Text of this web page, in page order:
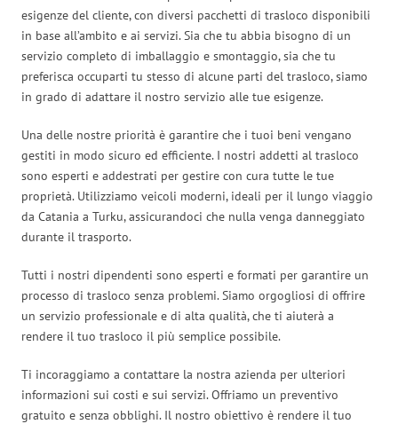
esigenze del cliente, con diversi pacchetti di trasloco disponibili
in base all’ambito e ai servizi. Sia che tu abbia bisogno di un
servizio completo di imballaggio e smontaggio, sia che tu
preferisca occuparti tu stesso di alcune parti del trasloco, siamo
in grado di adattare il nostro servizio alle tue esigenze.
Una delle nostre priorità è garantire che i tuoi beni vengano
gestiti in modo sicuro ed efficiente. I nostri addetti al trasloco
sono esperti e addestrati per gestire con cura tutte le tue
proprietà. Utilizziamo veicoli moderni, ideali per il lungo viaggio
da Catania a Turku, assicurandoci che nulla venga danneggiato
durante il trasporto.
Tutti i nostri dipendenti sono esperti e formati per garantire un
processo di trasloco senza problemi. Siamo orgogliosi di offrire
un servizio professionale e di alta qualità, che ti aiuterà a
rendere il tuo trasloco il più semplice possibile.
Ti incoraggiamo a contattare la nostra azienda per ulteriori
informazioni sui costi e sui servizi. Offriamo un preventivo
gratuito e senza obblighi. Il nostro obiettivo è rendere il tuo